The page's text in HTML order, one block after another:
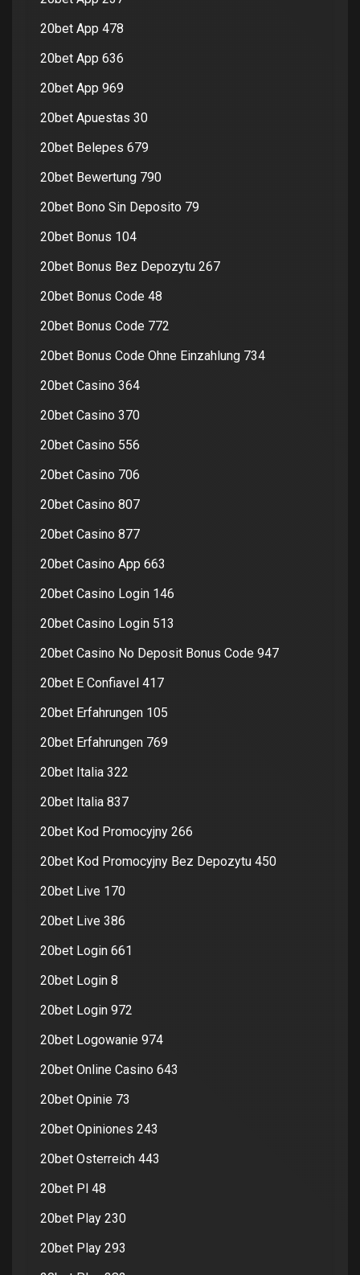
20bet App 478
20bet App 636
20bet App 969
20bet Apuestas 30
20bet Belepes 679
20bet Bewertung 790
20bet Bono Sin Deposito 79
20bet Bonus 104
20bet Bonus Bez Depozytu 267
20bet Bonus Code 48
20bet Bonus Code 772
20bet Bonus Code Ohne Einzahlung 734
20bet Casino 364
20bet Casino 370
20bet Casino 556
20bet Casino 706
20bet Casino 807
20bet Casino 877
20bet Casino App 663
20bet Casino Login 146
20bet Casino Login 513
20bet Casino No Deposit Bonus Code 947
20bet E Confiavel 417
20bet Erfahrungen 105
20bet Erfahrungen 769
20bet Italia 322
20bet Italia 837
20bet Kod Promocyjny 266
20bet Kod Promocyjny Bez Depozytu 450
20bet Live 170
20bet Live 386
20bet Login 661
20bet Login 8
20bet Login 972
20bet Logowanie 974
20bet Online Casino 643
20bet Opinie 73
20bet Opiniones 243
20bet Osterreich 443
20bet Pl 48
20bet Play 230
20bet Play 293